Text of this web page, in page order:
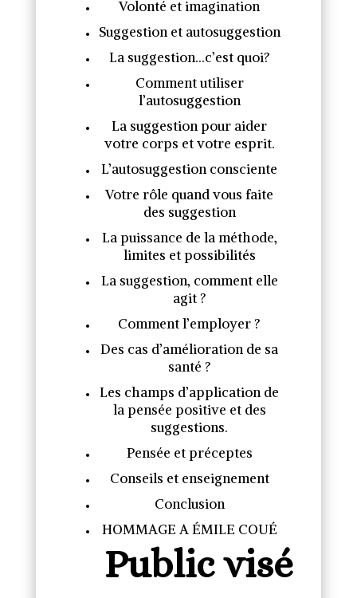
Volonté et imagination
Suggestion et autosuggestion
La suggestion…c’est quoi?
Comment utiliser
l’autosuggestion
La suggestion pour aider
votre corps et votre esprit.
L’autosuggestion consciente
Votre rôle quand vous faite
des suggestion
La puissance de la méthode,
limites et possibilités
La suggestion, comment elle
agit ?
Comment l’employer ?
Des cas d’amélioration de sa
santé ?
Les champs d’application de
la pensée positive et des
suggestions.
Pensée et préceptes
Conseils et enseignement
Conclusion
HOMMAGE A ÉMILE COUÉ
Public visé